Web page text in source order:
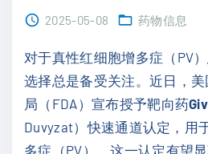
2025-05-08 药物信息
对于真性红细胞增多症（PV
选择总是备受关注。近日，
局（FDA）宣布授予靶向药
Duvyzat）快速通道认定，用
多症（PV）。这一认定有望